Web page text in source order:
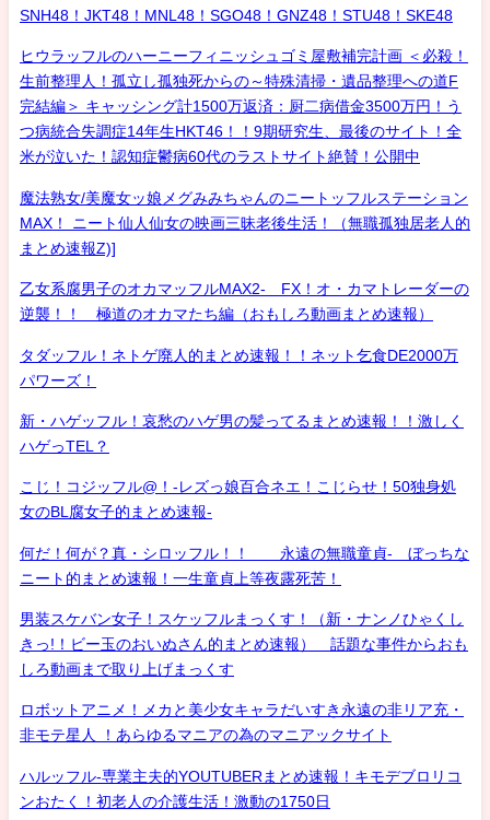
SNH48！JKT48！MNL48！SGO48！GNZ48！STU48！SKE48
ヒウラッフルのハーニーフィニッシュゴミ屋敷補完計画 ＜必殺！
生前整理人！孤立し孤独死からの～特殊清掃・遺品整理への道F
完結編＞ キャッシング計1500万返済：厨二病借金3500万円！う
つ病統合失調症14年生HKT46！！9期研究生、最後のサイト！全
米が泣いた！認知症鬱病60代のラストサイト絶賛！公開中
魔法熟女/美魔女ッ娘メグみみちゃんのニートッフルステーション
MAX！ ニート仙人仙女の映画三昧老後生活！（無職孤独居老人的
まとめ速報Z)]
乙女系腐男子のオカマッフルMAX2- FX！オ・カマトレーダーの
逆襲！！ 極道のオカマたち編（おもしろ動画まとめ速報）
タダッフル！ネトゲ廃人的まとめ速報！！ネット乞食DE2000万
パワーズ！
新・ハゲッフル！哀愁のハゲ男の髪ってるまとめ速報！！激しく
ハゲっTEL？
こじ！コジッフル@！-レズっ娘百合ネエ！こじらせ！50独身処
女のBL腐女子的まとめ速報-
何だ！何が？真・シロッフル！！ 永遠の無職童貞- ぼっちな
ニート的まとめ速報！一生童貞上等夜露死苦！
男装スケバン女子！スケッフルまっくす！（新・ナンノひゃくし
きっ!！ビー玉のおいぬさん的まとめ速報） 話題な事件からおも
しろ動画まで取り上げまっくす
ロボットアニメ！メカと美少女キャラだいすき永遠の非リア充・
非モテ星人 ！あらゆるマニアの為のマニアックサイト
ハルッフル-専業主夫的YOUTUBERまとめ速報！キモデブロリコ
ンおたく！初老人の介護生活！激動の1750日